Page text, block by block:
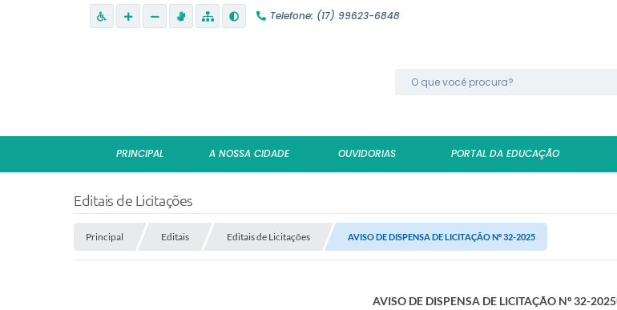
Telefone: (17) 99623-6848
PRINCIPAL A NOSSA CIDADE OUVIDORIAS PORTAL DA EDUCAÇÃO
Editais de Licitações
Principal Editais Editais de Licitações AVISO DE DISPENSA DE LICITAÇÃO Nº 32-2025
AVISO DE DISPENSA DE LICITAÇÃO Nº 32-2025